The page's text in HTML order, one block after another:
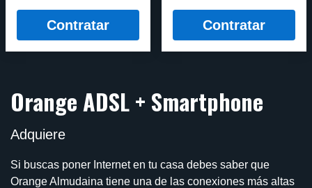
Contratar Contratar
Orange ADSL + Smartphone
Adquiere
Si buscas poner Internet en tu casa debes saber que
Orange Almudaina tiene una de las conexiones más altas